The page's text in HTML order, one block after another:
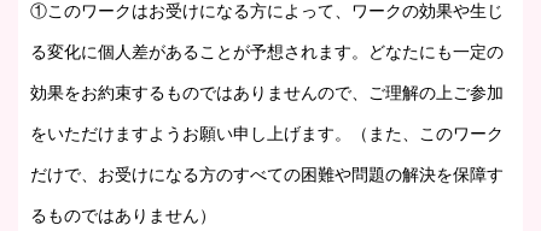
①このワークはお受けになる方によって、ワークの効果や生じ
る変化に個人差があることが予想されます。どなたにも一定の
効果をお約束するものではありませんので、ご理解の上ご参加
をいただけますようお願い申し上げます。（また、このワーク
だけで、お受けになる方のすべての困難や問題の解決を保障す
るものではありません）